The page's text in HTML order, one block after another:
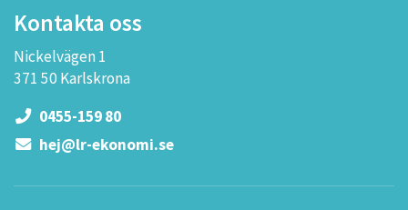
Kontakta oss
Nickelvägen 1
371 50 Karlskrona
0455-159 80
hej@lr-ekonomi.se